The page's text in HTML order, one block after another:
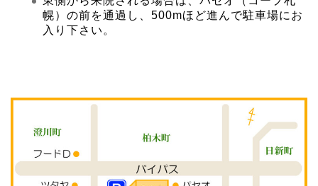
幌）の前を通過し、500mほど進んで駐車場にお
入り下さい。